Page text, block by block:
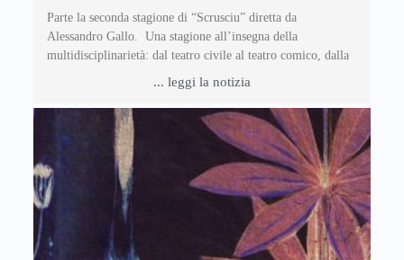
Parte la seconda stagione di “Scrusciu” diretta da
Alessandro Gallo. Una stagione all’insegna della
multidisciplinarietà: dal teatro civile al teatro comico, dalla
... leggi la notizia